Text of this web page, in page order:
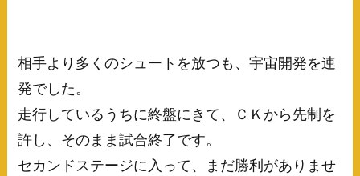
相手より多くのシュートを放つも、宇宙開発を連
発でした。
走行しているうちに終盤にきて、ＣＫから先制を
許し、そのまま試合終了です。
セカンドステージに入って、まだ勝利がありませ